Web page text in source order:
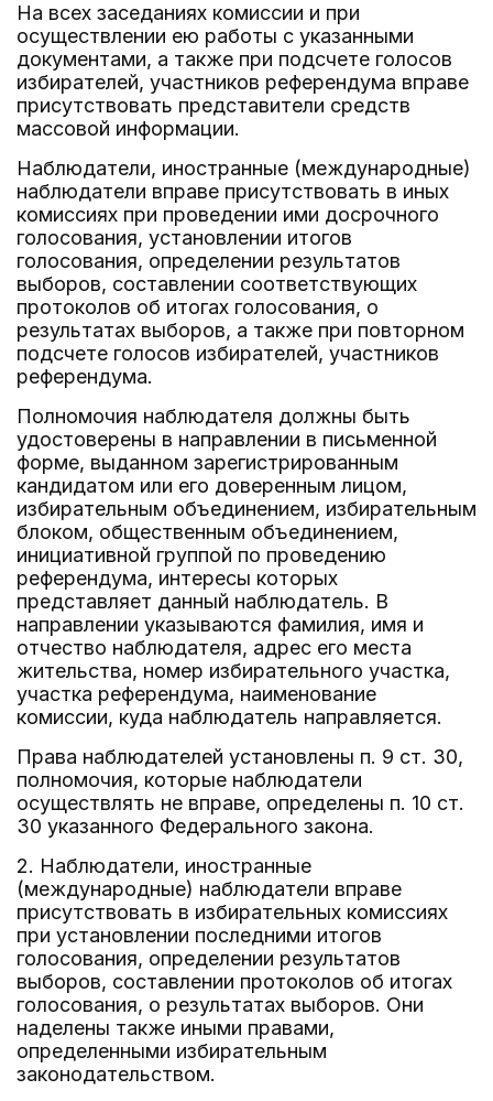
На всех заседаниях комиссии и при
осуществлении ею работы с указанными
документами, а также при подсчете голосов
избирателей, участников референдума вправе
присутствовать представители средств
массовой информации.
Наблюдатели, иностранные (международные)
наблюдатели вправе присутствовать в иных
комиссиях при проведении ими досрочного
голосования, установлении итогов
голосования, определении результатов
выборов, составлении соответствующих
протоколов об итогах голосования, о
результатах выборов, а также при повторном
подсчете голосов избирателей, участников
референдума.
Полномочия наблюдателя должны быть
удостоверены в направлении в письменной
форме, выданном зарегистрированным
кандидатом или его доверенным лицом,
избирательным объединением, избирательным
блоком, общественным объединением,
инициативной группой по проведению
референдума, интересы которых
представляет данный наблюдатель. В
направлении указываются фамилия, имя и
отчество наблюдателя, адрес его места
жительства, номер избирательного участка,
участка референдума, наименование
комиссии, куда наблюдатель направляется.
Права наблюдателей установлены п. 9 ст. 30,
полномочия, которые наблюдатели
осуществлять не вправе, определены п. 10 ст.
30 указанного Федерального закона.
2. Наблюдатели, иностранные
(международные) наблюдатели вправе
присутствовать в избирательных комиссиях
при установлении последними итогов
голосования, определении результатов
выборов, составлении протоколов об итогах
голосования, о результатах выборов. Они
наделены также иными правами,
определенными избирательным
законодательством.